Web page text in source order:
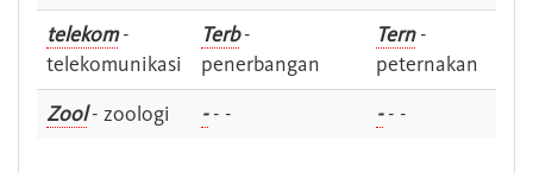
telekom-
telekomunikasi
Terb-
penerbangan
Tern-
peternakan
Zool- zoologi -- - -- -